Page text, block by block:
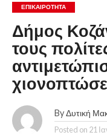
ΕΠΙΚΑΙΡΟΤΗΤΑ
Δήμος
τους
By Δυτική
Posted on 21